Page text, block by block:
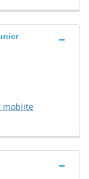
mobiite